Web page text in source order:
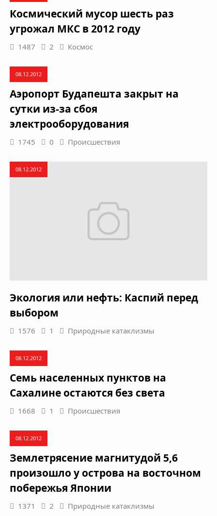
Космический мусор шесть раз
угрожал МКС в 2012 году
1487 2 Космос
08.12.2012
Аэропорт Будапешта закрыт на
сутки из-за сбоя
электрооборудования
1745 0 Происшествия
08.12.2012
Экология или нефть: Каспий перед
выбором
1576 1 Природные катаклизмы
08.12.2012
Семь населенных пунктов на
Сахалине остаются без света
1668 1 Происшествия
08.12.2012
Землетрясение магнитудой 5,6
произошло у острова на восточном
побережья Японии
1371 2 Природные катаклизмы